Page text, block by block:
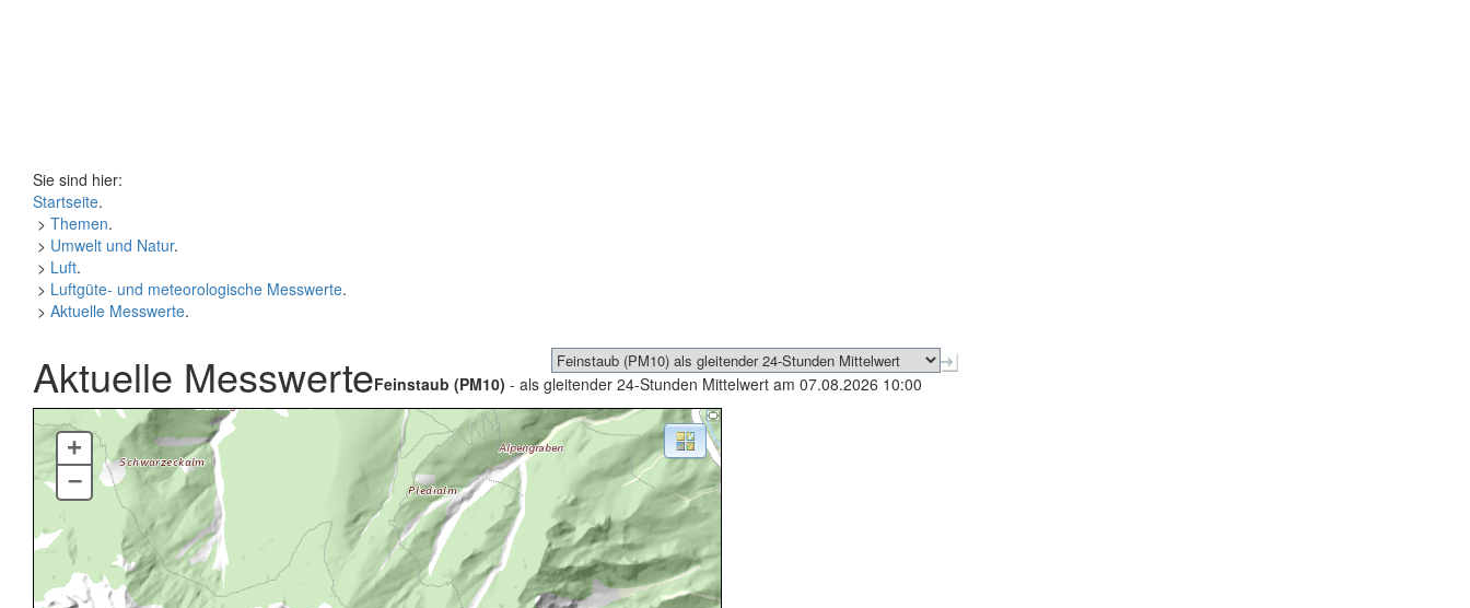
Sie sind hier:
Startseite.
> Themen.
> Umwelt und Natur.
> Luft.
> Luftgüte- und meteorologische Messwerte.
> Aktuelle Messwerte.
Aktuelle MesswerteFeinstaub (PM10) - als gleitender 24-Stunden Mittelwert am 07.08.2026 10:00
+
–